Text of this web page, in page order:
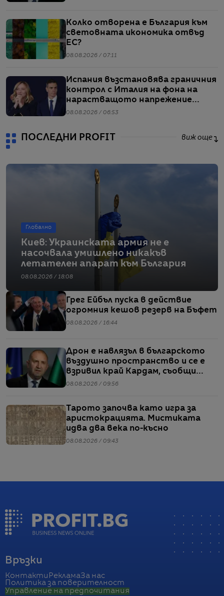
Колко отворена е България към
световната икономика отвъд
ЕС?
08.08.2026 / 07:11
Испания възстановява граничния
контрол с Италия на фона на
нарастващото напрежение
заради мигрантите
08.08.2026 / 06:53
ПОСЛЕДНИ PROFIT виж още
Глобално
Киев: Украинската армия не е
насочвала умишлено никакъв
летателен апарат към България
08.08.2026 / 18:08
Грег Ейбъл пуска в действие
огромния кешов резерв на Бъфет
08.08.2026 / 16:44
Дрон е навлязъл в българското
въздушно пространство и се е
взривил край Кардам, съобщи
Радев
08.08.2026 / 09:56
Тарото започва като игра за
аристокрацията. Мистиката
идва два века по-късно
08.08.2026 / 09:43
Връзки
Контакти РекламаЗа нас
Политика за поверителност
Управление на предпочитания